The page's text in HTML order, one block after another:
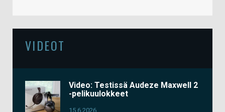
VIDEOT
Video: Testissä Audeze Maxwell 2
-pelikuulokkeet
15.6.2026